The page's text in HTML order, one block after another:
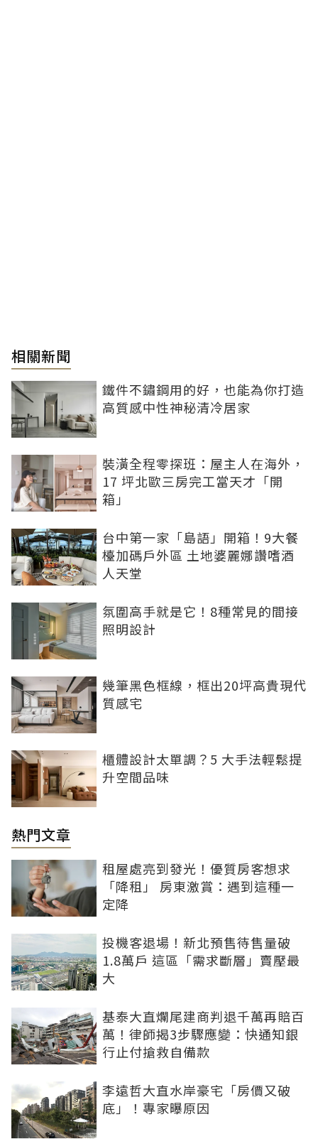
相關新聞
鐵件不鏽鋼用的好，也能為你打造
高質感中性神秘清冷居家
裝潢全程零探班：屋主人在海外，
17 坪北歐三房完工當天才「開
箱」
台中第一家「島語」開箱！9大餐
檯加碼戶外區 土地婆麗娜讚嗜酒
人天堂
氛圍高手就是它！8種常見的間接
照明設計
幾筆黑色框線，框出20坪高貴現代
質感宅
櫃體設計太單調？5 大手法輕鬆提
升空間品味
熱門文章
租屋處亮到發光！優質房客想求
「降租」 房東激賞：遇到這種一
定降
投機客退場！新北預售待售量破
1.8萬戶 這區「需求斷層」賣壓最
大
基泰大直爛尾建商判退千萬再賠百
萬！律師揭3步驟應變：快通知銀
行止付搶救自備款
李遠哲大直水岸豪宅「房價又破
底」！專家曝原因